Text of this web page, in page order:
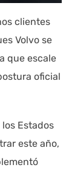
clientes
Volvo se
que escale
oficial
Estados
este año,